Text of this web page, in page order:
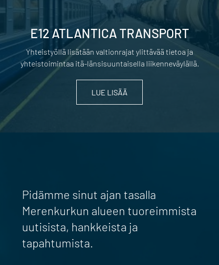
E12 ATLANTICA TRANSPORT
Yhteistyöllä lisätään valtionrajat ylittävää tietoa ja
yhteistoimintaa itä-länsisuuntaisella liikenneväylällä.
LUE LISÄÄ
Pidämme sinut ajan tasalla
Merenkurkun alueen tuoreimmista
uutisista, hankkeista ja
tapahtumista.